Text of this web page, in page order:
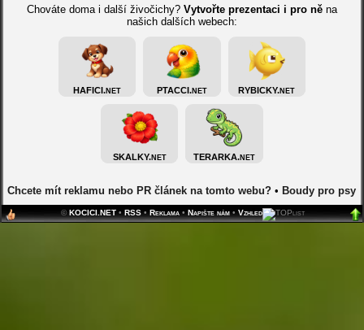
Chováte doma i další živočichy? Vytvořte prezentaci i pro něna
našich dalších webech:
HAFICI.NET PTACCI.NET RYBICKY.NET
SKALKY.NET TERARKA.NET
Chcete mít reklamu nebo PR článek na tomto webu? • Boudy pro psy
© KOCICI.NET • RSS • Reklama • Napište nám •Vzhled